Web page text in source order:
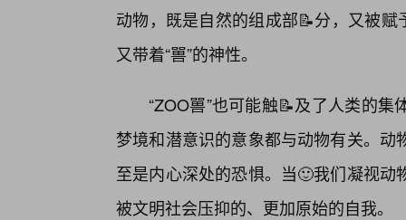
动物，既是自然的组成部📝分，又被赋
又带着“嘼”的神性。
“ZOO嘼”也可能触📝及了人类的
梦境和潜意识的意象都与动物有关。
至是内心深处的恐惧。当🙂我们凝视
被文明社会压抑的、更加原始的自我。